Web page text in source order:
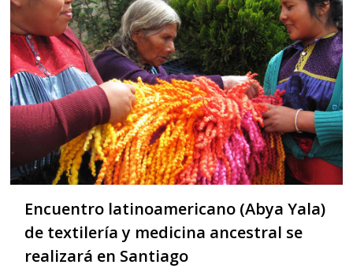
Encuentro latinoamericano (Abya Yala)
de textilería y medicina ancestral se
realizará en Santiago